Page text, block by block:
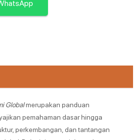
Globalmerupakan panduan
pemahaman dasar hingga
perkembangan, dan tantangan